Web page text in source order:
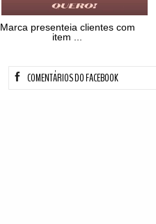
Marca presenteia clientes com
item ...
COMENTÁRIOS DO FACEBOOK